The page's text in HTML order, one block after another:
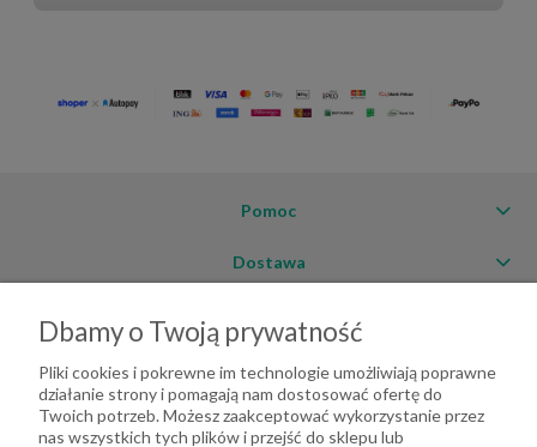
Pomoc
Dostawa
O firmie
Dbamy o Twoją prywatność
Pliki cookies i pokrewne im technologie umożliwiają poprawne
działanie strony i pomagają nam dostosować ofertę do
Twoich potrzeb. Możesz zaakceptować wykorzystanie przez
nas wszystkich tych plików i przejść do sklepu lub